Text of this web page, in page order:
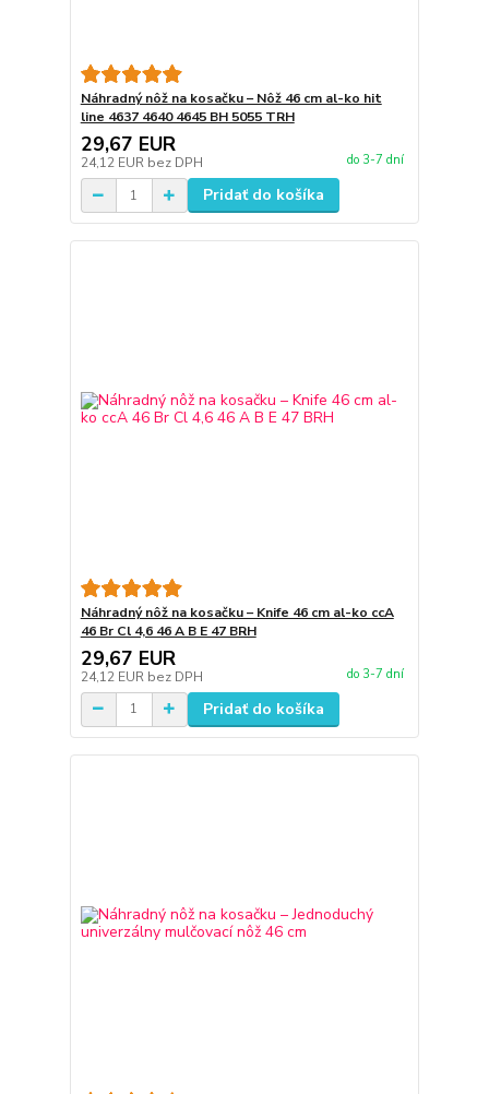
Náhradný nôž na kosačku – Nôž 46 cm al-ko hit
line 4637 4640 4645 BH 5055 TRH
29,67 EUR
24,12 EUR bez DPH do 3-7 dní
Pridať do košíka
Náhradný nôž na kosačku – Knife 46 cm al-ko ccA
46 Br Cl 4,6 46 A B E 47 BRH
29,67 EUR
24,12 EUR bez DPH do 3-7 dní
Pridať do košíka